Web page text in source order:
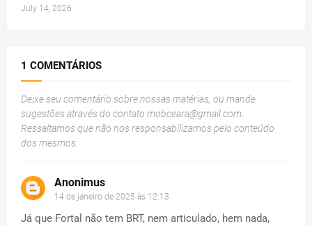
July 14, 2026
1 COMENTÁRIOS
Deixe seu comentário sobre nossas matérias, ou mande
sugestões através do contato mobceara@gmail.com.
Ressaltamos que não nos responsabilizamos pelo conteúdo
dos mesmos.
Anonimus
14 de janeiro de 2025 às 12:13
Já que Fortal não tem BRT, nem articulado, hem nada,